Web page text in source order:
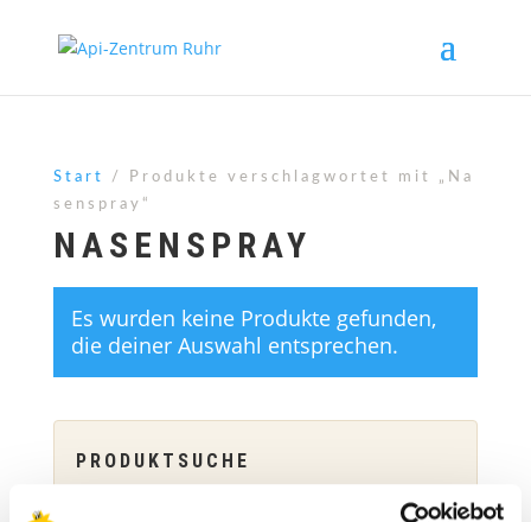
Start
/ Produkte verschlagwortet mit „Na
senspray“
NASENSPRAY
Es wurden keine Produkte gefunden,
die deiner Auswahl entsprechen.
PRODUKTSUCHE